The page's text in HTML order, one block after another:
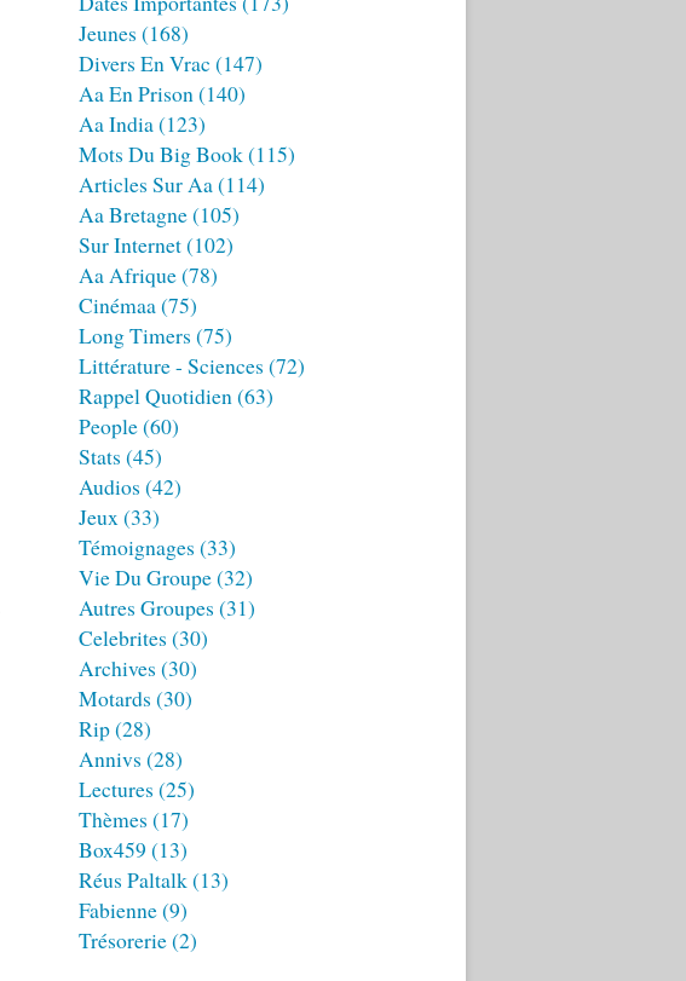
Jeunes (168)
Divers En Vrac (147)
Aa En Prison(140)
Aa India(123)
Mots Du Big Book(115)
Articles Sur Aa(114)
Aa Bretagne(105)
Sur Internet(102)
Aa Afrique(78)
Cinémaa(75)
Long Timers (75)
Littérature - Sciences (72)
Rappel Quotidien(63)
People(60)
Stats (45)
Audios (42)
Jeux(33)
Témoignages (33)
Vie Du Groupe(32)
Autres Groupes (31)
Celebrites (30)
Archives (30)
Motards (30)
Rip(28)
Annivs (28)
Lectures (25)
Thèmes (17)
Box459 (13)
Réus Paltalk(13)
Fabienne(9)
Trésorerie(2)